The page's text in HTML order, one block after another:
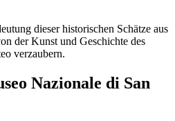
dieser historischen Schätze aus
der Kunst und Geschichte des
verzaubern.
Nazionale di San